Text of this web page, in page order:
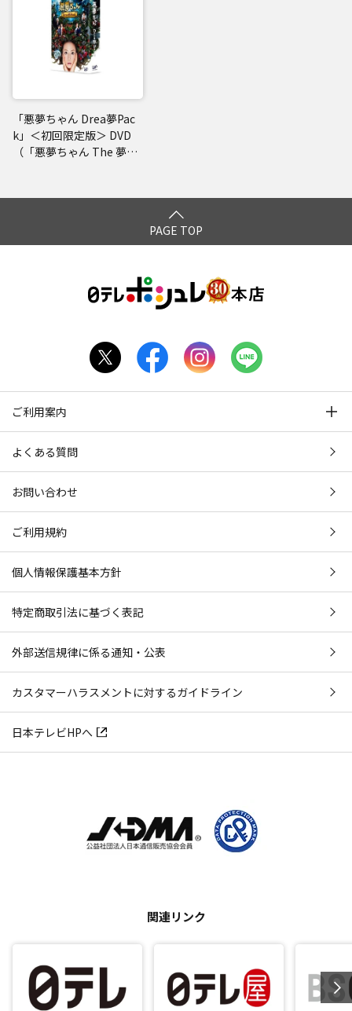
「悪夢ちゃん Drea夢Pac
k」＜初回限定版＞ DVD
（「悪夢ちゃん The 夢ovi
PAGE TOP
ご利用案内
よくある質問
お問い合わせ
ご利用規約
個人情報保護基本方針
特定商取引法に基づく表記
外部送信規律に係る通知・公表
カスタマーハラスメントに対するガイドライン
日本テレビHPへ
関連リンク